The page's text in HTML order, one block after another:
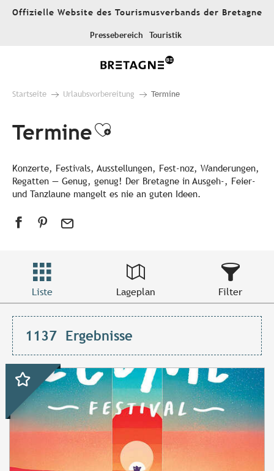
AllerOffizielle Website des Tourismusverbands der Bretagne
Pressebereich Touristik
Startseite Urlaubsvorbereitung Termine
TermineAjouter aux
Konzerte, Festivals, Ausstellungen, Fest-noz, Wanderungen,
Regatten — Genug, genug! Der Bretagne in Ausgeh-, Feier-
und Tanzlaune mangelt es nie an guten Ideen.
Liste Lageplan Filter
1137 Ergebnisse